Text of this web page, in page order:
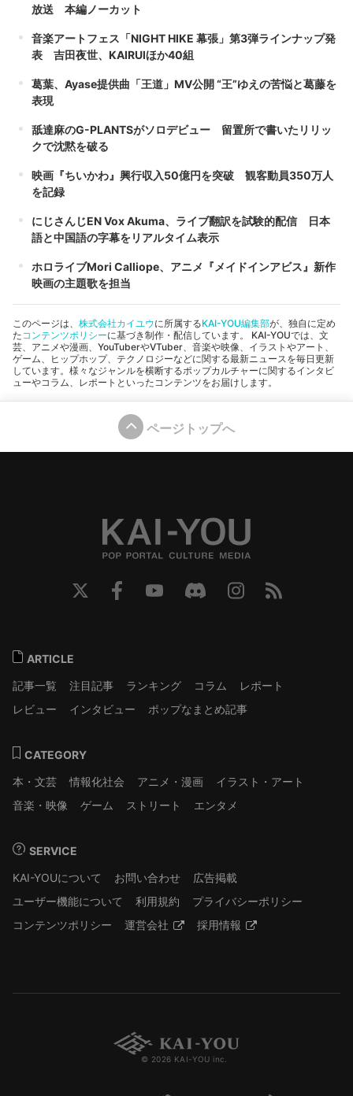
放送 本編ノーカット
音楽アートフェス「NIGHT HIKE 幕張」第3弾ラインナップ発
表 吉田夜世、KAIRUIほか40組
葛葉、Ayase提供曲「王道」MV公開 “王”ゆえの苦悩と葛藤を
表現
舐達麻のG-PLANTSがソロデビュー 留置所で書いたリリッ
クで沈黙を破る
映画『ちいかわ』興行収入50億円を突破 観客動員350万人
を記録
にじさんじEN Vox Akuma、ライブ翻訳を試験的配信 日本
語と中国語の字幕をリアルタイム表示
ホロライブMori Calliope、アニメ『メイドインアビス』新作
映画の主題歌を担当
このページは、 株式会社カイユウに所属するKAI-YOU編集部が、独自に定め
た コンテンツポリシーに基づき制作・配信しています。 KAI-YOUでは、文
芸、アニメや漫画、YouTuberやVTuber、音楽や映像、イラストやアート、
ゲーム、ヒップホップ、テクノロジーなどに関する最新ニュースを毎日更新
しています。様々なジャンルを横断するポップカルチャーに関するインタビ
ューやコラム、レポートといったコンテンツをお届けします。
ページトップへ
ARTICLE
記事一覧
注目記事 ランキング コラム
レポート
レビュー
インタビュー ポップなまとめ記事
CATEGORY
本・文芸
情報化社会 アニメ・漫画
イラスト・アート
音楽・映像
ゲーム ストリート エンタメ
SERVICE
KAI-YOUについて
お問い合わせ
広告掲載
ユーザー機能について
利用規約
プライバシーポリシー
コンテンツポリシー
運営会社 採用情報
© 2026 KAI-YOU inc.